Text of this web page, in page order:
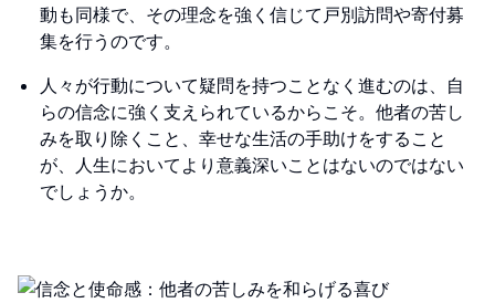
動も同様で、その理念を強く信じて戸別訪問や寄付募
集を行うのです。
人々が行動について疑問を持つことなく進むのは、自
らの信念に強く支えられているからこそ。他者の苦し
みを取り除くこと、幸せな生活の手助けをすること
が、人生においてより意義深いことはないのではない
でしょうか。